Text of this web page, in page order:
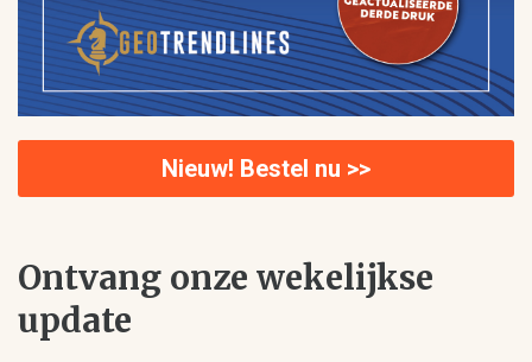
Nieuw! Bestel nu >>
Ontvang onze wekelijkse
update